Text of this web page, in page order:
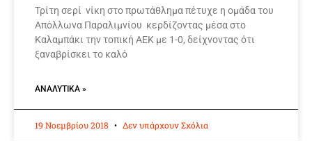
Τρίτη σερί νίκη στο πρωτάθλημα πέτυχε η ομάδα του
Απόλλωνα Παραλιμνίου κερδίζοντας μέσα στο
Καλαμπάκι την τοπική ΑΕΚ με 1-0, δείχνοντας ότι
ξαναβρίσκει το καλό
ΑΝΑΛΥΤΙΚΆ »
19 Νοεμβρίου 2018 Δεν υπάρχουν Σχόλια